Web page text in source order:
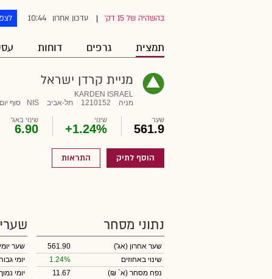
בהשהיה של 15 דק' עדכון אחרון 10:44
תמצית גרפים דוחות
מניית קרדן ישראל
KARDEN ISRAEL
מניה
1210152 תל-אביב NIS סוף יום
שער
561.9
שינוי
+1.24%
שינוי באג'
6.90
הוסף לתיק התראות
נתוני מסחר
שער אחרון (אג')
561.90
שינוי באחוזים
1.24%
נפח מסחר (א` ₪)
11.67
שער
יומי
יומי נמוך